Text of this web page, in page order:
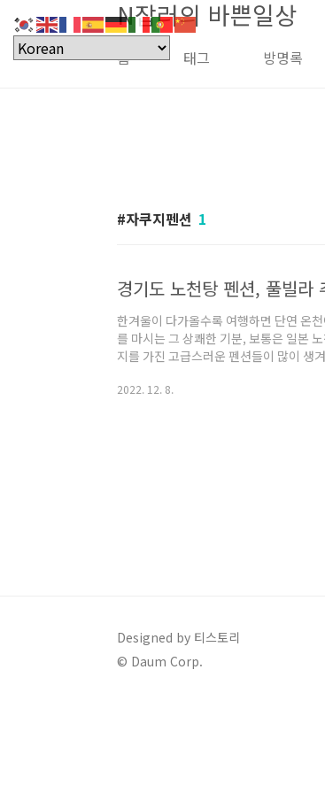
N잡러의 바쁜일상
홈 태그 방명록
자쿠지펜션 1
경기도 노천탕 펜션, 풀빌라
한겨울이 다가올수록 여행하면 단연 온
를 마시는 그 상쾌한 기분, 보통은 일본
지를 가진 고급스러운 펜션들이 많이 생
션입니다. 전 객실 테라스에서 바비큐와
2022. 12. 8.
Designed by 티스토리
© Daum Corp.